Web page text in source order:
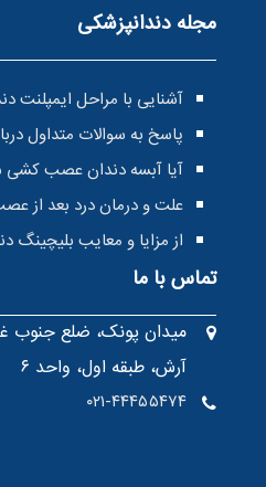
مجله دندانپزشکی
آشنایی با مراحل ایمپلنت
پاسخ به سوالات متداول
آیا آبسه دندان عصب کشی
علت و درمان درد بعد از
از مزایا و معایب بلیچینگ
تماس با ما
میدان پونک، ضلع جنوب
آرش، طبقه اول، واحد ۶
۰۲۱-۴۴۴۵۵۴۷۴